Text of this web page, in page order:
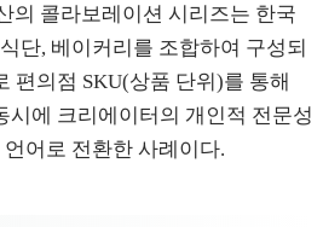
의 콜라보레이션 시리즈는 한국
단, 베이커리를 조합하여 구성되
편의점 SKU(상품 단위)를 통해
시에 크리에이터의 개인적 전문성
어로 전환한 사례이다.